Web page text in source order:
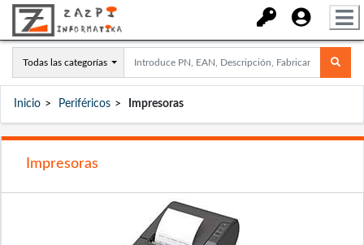
Todas las categorías
Inicio Periféricos Impresoras
Impresoras